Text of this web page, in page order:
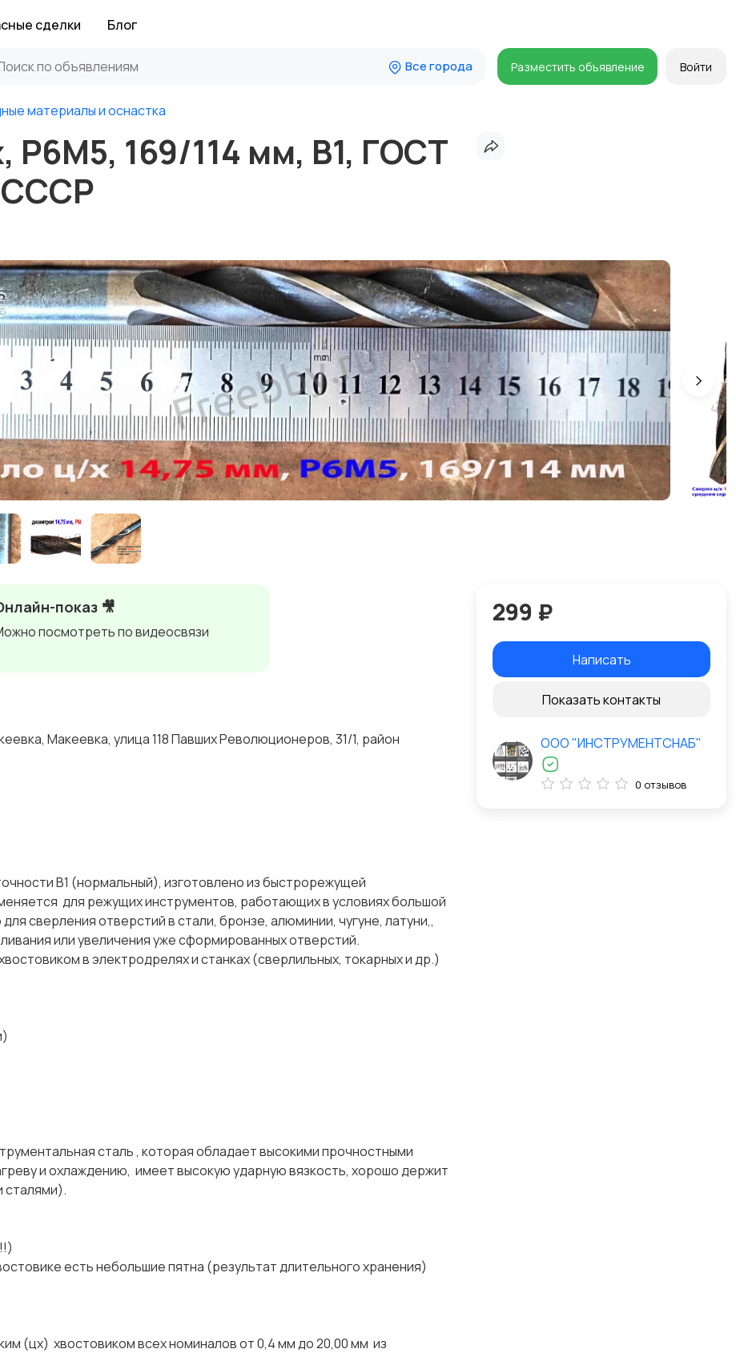
сделки Блог
Все города Разместить объявление Войти
материалы и оснастка
Р6М5, 169/114 мм, В1, ГОСТ
СССР
показ 🎥
посмотреть по видеосвязи
Макеевка, улица 118 Павших Революционеров, 31/1, район
В1 (нормальный), изготовлено из быстрорежущей
для режущих инструментов, работающих в условиях большой
сверления отверстий в стали, бронзе, алюминии, чугуне, латуни,,
или увеличения уже сформированных отверстий.
в электродрелях и станках (сверлильных, токарных и др.)
сталь , которая обладает высокими прочностными
и охлаждению, имеет высокую ударную вязкость, хорошо держит
сталями).
есть небольшие пятна (результат длительного хранения)
(цх) хвостовиком всех номиналов от 0,4 мм до 20,00 мм из
299 ₽
Написать
Показать контакты
ООО "ИНСТРУМЕНТСНАБ"
0 отзывов